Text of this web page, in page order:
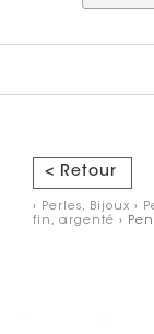
< Retour
› Perles, Bijoux ›
fin, argenté ›